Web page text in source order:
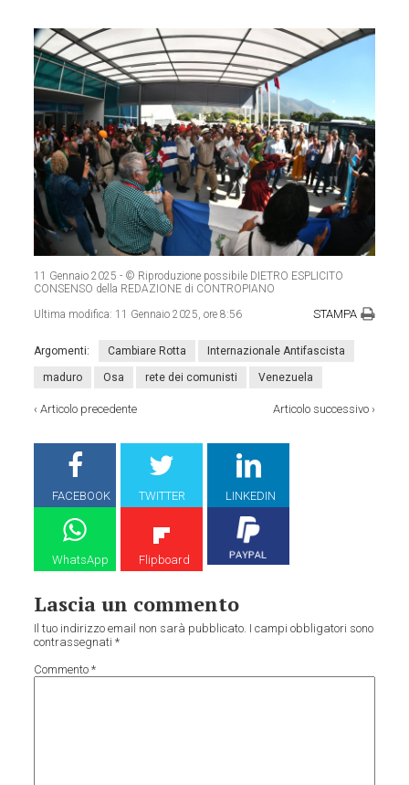
11 Gennaio 2025 - © Riproduzione possibile DIETRO ESPLICITO
CONSENSO della REDAZIONE di CONTROPIANO
Ultima modifica: 11 Gennaio 2025, ore 8:56 STAMPA
Argomenti: Cambiare Rotta Internazionale Antifascista
maduro Osa rete dei comunisti Venezuela
‹Articolo precedente Articolo successivo›
FACEBOOK TWITTER LINKEDIN
WhatsApp Flipboard
Lascia un commento
Il tuo indirizzo email non sarà pubblicato. I campi obbligatori sono
contrassegnati*
Commento*